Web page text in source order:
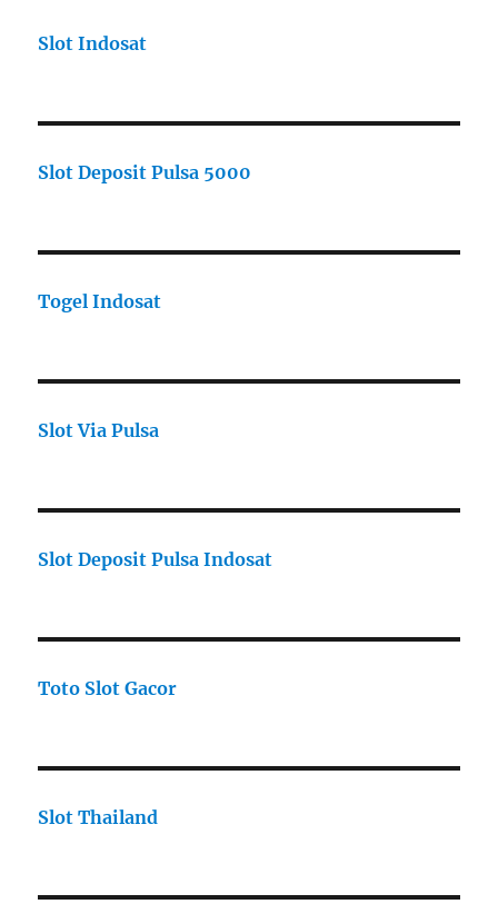
Slot Indosat
Slot Deposit Pulsa 5000
Togel Indosat
Slot Via Pulsa
Slot Deposit Pulsa Indosat
Toto Slot Gacor
Slot Thailand